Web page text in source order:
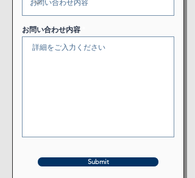
お問い合わせ内容
Submit